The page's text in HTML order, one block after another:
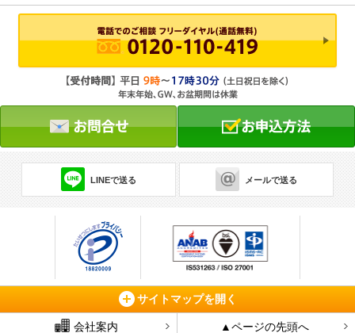
LINEで送る メールで送る
サイトマップを開く
会社案内 ▲ページの先頭へ